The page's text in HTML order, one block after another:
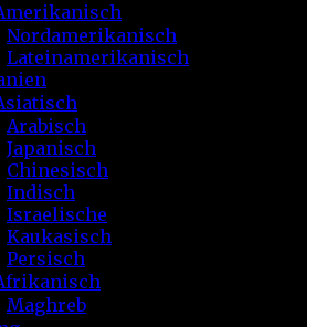
Nordamerikanisch
Lateinamerikanisch
Arabisch
Japanisch
Chinesisch
Indisch
Israelische
Kaukasisch
Persisch
Maghreb